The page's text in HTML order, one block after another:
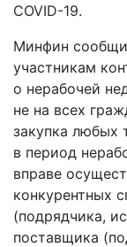
COVID-19.
Минфин
участникам
о нерабочей
не на всех
закупка любых
в период
вправе
конкурентных
(подрядчика,
поставщика